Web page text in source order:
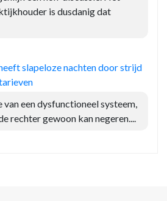
is dusdanig dat
slapeloze nachten door strijd
een dysfunctioneel systeem,
rechter gewoon kan negeren....